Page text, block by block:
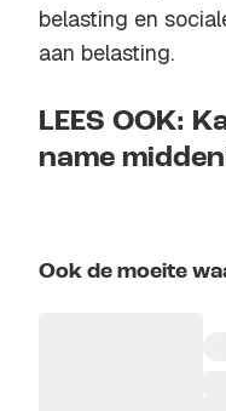
belasting en
aan belasting.
LEES OOK:
name
Ook de moeite